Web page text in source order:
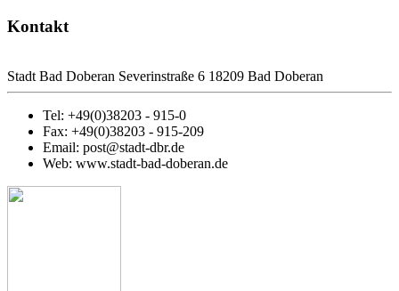
Kontakt
Stadt Bad Doberan Severinstraße 6 18209 Bad Doberan
Tel: +49(0)38203 - 915-0
Fax: +49(0)38203 - 915-209
Email: post@stadt-dbr.de
Web: www.stadt-bad-doberan.de